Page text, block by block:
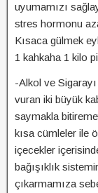
uyumamızı
stres hormonu
Kısaca gülmek
1 kahkaha 1 kilo
-Alkol ve
vuran iki büyük
saymakla
kısa cümleler ile
içecekler
bağışıklık
çıkarmamıza